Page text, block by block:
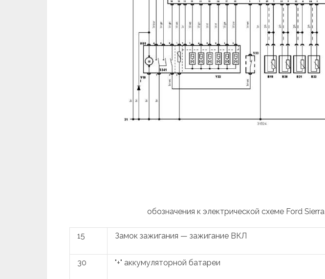
обозначения к электрической схеме Ford Sierra
15 Замок зажигания — зажигание ВКЛ
30 "+" аккумуляторной батареи